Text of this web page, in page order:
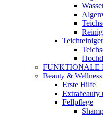
Teichreiniger
FUNKTIONALE
Beauty & Wellness
Erste Hilfe
Extrabeauty
Fellpflege